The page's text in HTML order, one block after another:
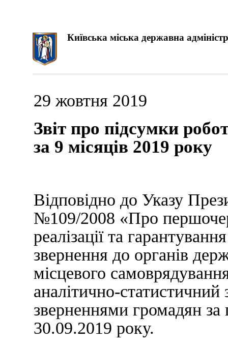
Київська міська державна
29 жовтня 2019
Звіт про підсумки
за 9 місяців 2019 року
Відповідно до Указу
№109/2008 «Про
реалізації та
звернення до органів
місцевого
аналітично-статистичний
зверненнями громадян за
30.09.2019 року.